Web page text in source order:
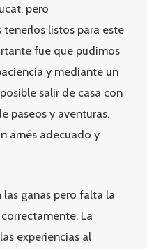
pero
listos para este
fue que pudimos
y mediante un
salir de casa con
paseos y aventuras.
arnés adecuado y
ganas pero falta la
La
experiencias al